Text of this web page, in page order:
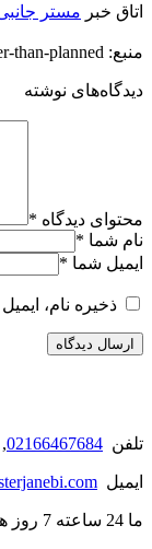
اتاق خبر مستر
منبع: https://techfars.com/305008/ios-182-will-be-released-earlier-than-planned/
دیدگاه‌های نوشته
محتوای دیدگاه *
نام شما *
ایمیل شما *
ذخیره نام،
تلفن 02166467684
,
ایمیل
ما 24 ساعته 7 روز هفته پاسخگوی شما هستیم. (برای ویرایش این متن به پیکربندی پوسته > تب برچسب‌ها مراجعه نمایید.)